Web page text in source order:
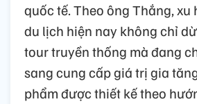
quốc tế. Theo ông Thắng,
du lịch hiện nay không chỉ
tour truyền thống mà đang
sang cung cấp giá trị gia
phẩm được thiết kế theo